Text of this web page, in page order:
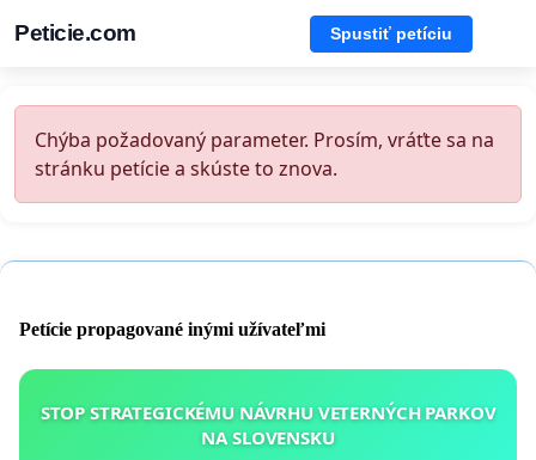
Peticie.com Spustiť petíciu
Chýba požadovaný parameter. Prosím, vráťte sa na
stránku petície a skúste to znova.
Petície propagované inými užívateľmi
STOP STRATEGICKÉMU NÁVRHU VETERNÝCH PARKOV
NA SLOVENSKU